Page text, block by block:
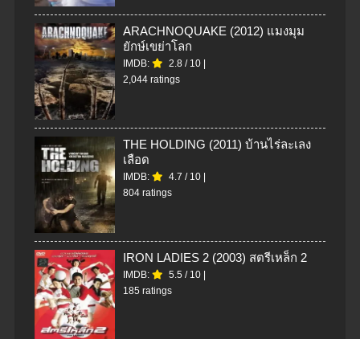
ARACHNOQUAKE (2012) แมงมุม
ยักษ์เขย่าโลก
IMDB: 2.8 / 10
2,044 ratings
THE HOLDING (2011) บ้านไร่ละเลง
เลือด
IMDB: 4.7 / 10
804 ratings
IRON LADIES 2 (2003) สตรีเหล็ก 2
IMDB: 5.5 / 10
185 ratings